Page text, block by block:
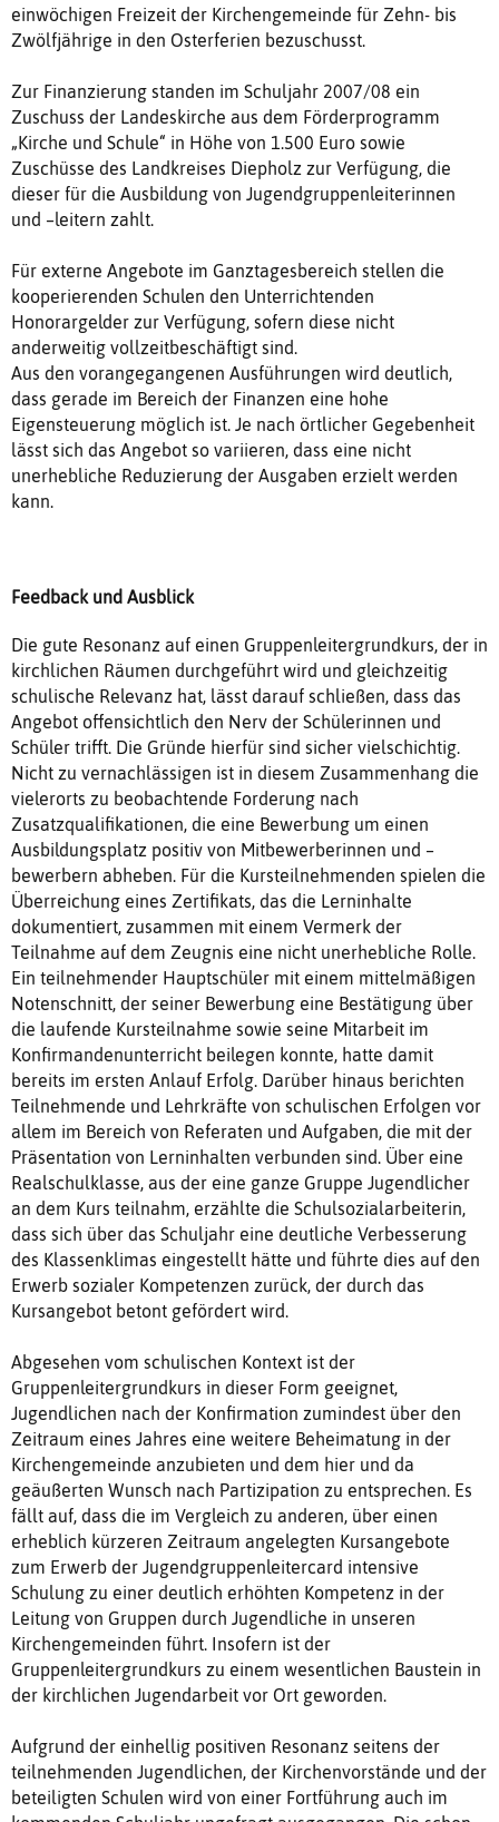
einwöchigen Freizeit der Kirchengemeinde für Zehn- bis
Zwölfjährige in den Osterferien bezuschusst.
Zur Finanzierung standen im Schuljahr 2007/08 ein
Zuschuss der Landeskirche aus dem Förderprogramm
„Kirche und Schule“ in Höhe von 1.500 Euro sowie
Zuschüsse des Landkreises Diepholz zur Verfügung, die
dieser für die Ausbildung von Jugendgruppenleiterinnen
und –leitern zahlt.
Für externe Angebote im Ganztagesbereich stellen die
kooperierenden Schulen den Unterrichtenden
Honorargelder zur Verfügung, sofern diese nicht
anderweitig vollzeitbeschäftigt sind.
Aus den vorangegangenen Ausführungen wird deutlich,
dass gerade im Bereich der Finanzen eine hohe
Eigensteuerung möglich ist. Je nach örtlicher Gegebenheit
lässt sich das Angebot so variieren, dass eine nicht
unerhebliche Reduzierung der Ausgaben erzielt werden
kann.
Feedback und Ausblick
Die gute Resonanz auf einen Gruppenleitergrundkurs, der in
kirchlichen Räumen durchgeführt wird und gleichzeitig
schulische Relevanz hat, lässt darauf schließen, dass das
Angebot offensichtlich den Nerv der Schülerinnen und
Schüler trifft. Die Gründe hierfür sind sicher vielschichtig.
Nicht zu vernachlässigen ist in diesem Zusammenhang die
vielerorts zu beobachtende Forderung nach
Zusatzqualifikationen, die eine Bewerbung um einen
Ausbildungsplatz positiv von Mitbewerberinnen und –
bewerbern abheben. Für die Kursteilnehmenden spielen die
Überreichung eines Zertifikats, das die Lerninhalte
dokumentiert, zusammen mit einem Vermerk der
Teilnahme auf dem Zeugnis eine nicht unerhebliche Rolle.
Ein teilnehmender Hauptschüler mit einem mittelmäßigen
Notenschnitt, der seiner Bewerbung eine Bestätigung über
die laufende Kursteilnahme sowie seine Mitarbeit im
Konfirmandenunterricht beilegen konnte, hatte damit
bereits im ersten Anlauf Erfolg. Darüber hinaus berichten
Teilnehmende und Lehrkräfte von schulischen Erfolgen vor
allem im Bereich von Referaten und Aufgaben, die mit der
Präsentation von Lerninhalten verbunden sind. Über eine
Realschulklasse, aus der eine ganze Gruppe Jugendlicher
an dem Kurs teilnahm, erzählte die Schulsozialarbeiterin,
dass sich über das Schuljahr eine deutliche Verbesserung
des Klassenklimas eingestellt hätte und führte dies auf den
Erwerb sozialer Kompetenzen zurück, der durch das
Kursangebot betont gefördert wird.
Abgesehen vom schulischen Kontext ist der
Gruppenleitergrundkurs in dieser Form geeignet,
Jugendlichen nach der Konfirmation zumindest über den
Zeitraum eines Jahres eine weitere Beheimatung in der
Kirchengemeinde anzubieten und dem hier und da
geäußerten Wunsch nach Partizipation zu entsprechen. Es
fällt auf, dass die im Vergleich zu anderen, über einen
erheblich kürzeren Zeitraum angelegten Kursangebote
zum Erwerb der Jugendgruppenleitercard intensive
Schulung zu einer deutlich erhöhten Kompetenz in der
Leitung von Gruppen durch Jugendliche in unseren
Kirchengemeinden führt. Insofern ist der
Gruppenleitergrundkurs zu einem wesentlichen Baustein in
der kirchlichen Jugendarbeit vor Ort geworden.
Aufgrund der einhellig positiven Resonanz seitens der
teilnehmenden Jugendlichen, der Kirchenvorstände und der
beteiligten Schulen wird von einer Fortführung auch im